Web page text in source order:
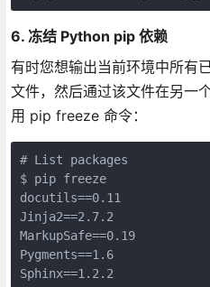
6. 冻结 Python pip 依赖
有时您想输出当前环境中所有
文件，然后通过该文件在另一
用 pip freeze 命令：
# List packages
$ pip freeze
docutils==0.11
Jinja2==2.7.2
MarkupSafe==0.19
Pygments==1.6
Sphinx==1.2.2